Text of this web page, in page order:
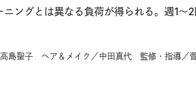
ングとは異なる負荷が得られる。週1～
聖子 ヘア＆メイク／中田真代 監修・指導／菅